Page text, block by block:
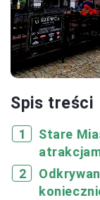
Spis treści
Stare